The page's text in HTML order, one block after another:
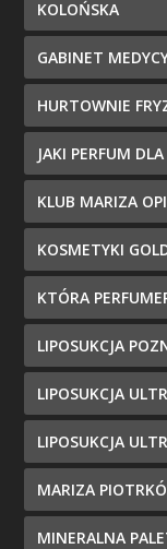
KOLOŃSKA
GABINET
HURTOWNIE
JAKI PERFUM
KLUB MARIZA
KOSMETYKI
KTÓRA
LIPOSUKCJA
LIPOSUKCJA
LIPOSUKCJA
MARIZA
MINERALNA